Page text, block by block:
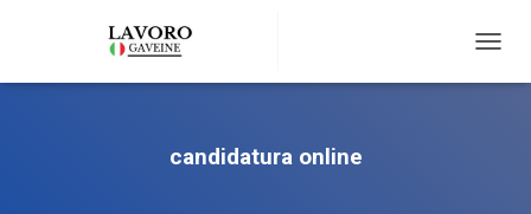
candidatura online